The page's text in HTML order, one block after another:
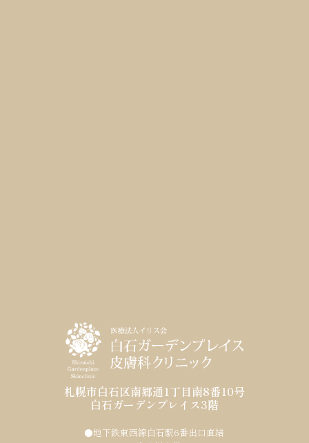
札幌市白石区南郷通1丁目南8番10号
白石ガーデンプレイス3階
●地下鉄東西線白石駅6番出口直結